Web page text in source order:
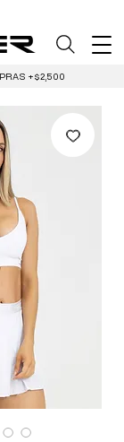
+$2,500